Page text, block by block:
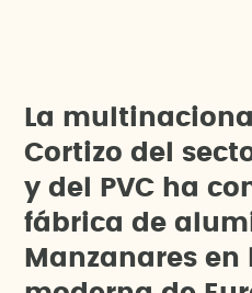
La mu tinaciona
Cortizo de sect
y de PVC ha co
fábrica de a um
Manzanares en